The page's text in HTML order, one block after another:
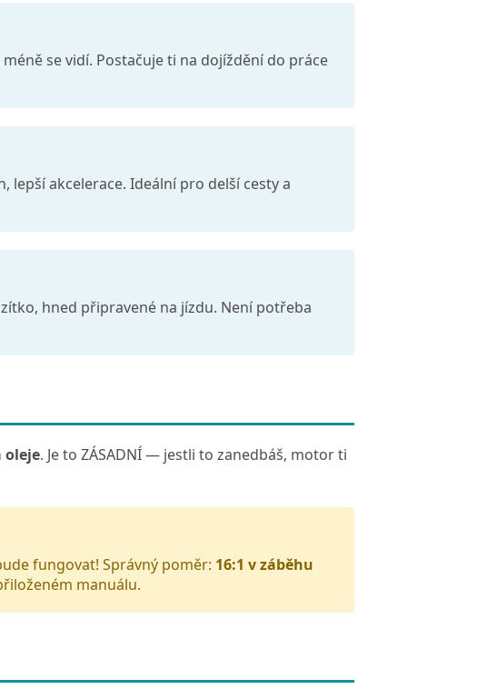
se vidí. Postačuje ti na dojíždění do práce
lepší akcelerace. Ideální pro delší cesty a
hned připravené na jízdu. Není potřeba
oleje. Je to ZÁSADNÍ — jestli to zanedbáš, motor ti
fungovat! Správný poměr: 16:1 v záběhu
manuálu.